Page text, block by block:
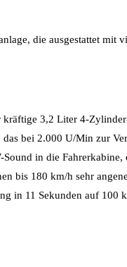
die ausgestattet mit
kräftige 3,2 Liter 4-
bei 2.000 U/Min zur
in die Fahrerkabine,
bis 180 km/h sehr
in 11 Sekunden auf 100